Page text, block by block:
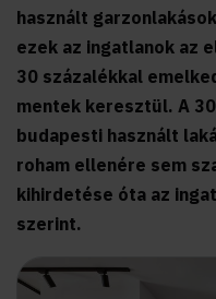
használt
ezek az ingatlanok az
30 százalékkal
mentek keresztül. A
budapesti használt
roham ellenére sem
kihirdetése óta az
szerint.